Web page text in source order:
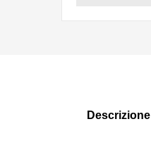
Descrizione